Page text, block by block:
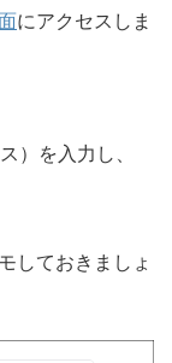
にアクセスしま
）を入力し、
しておきましょ